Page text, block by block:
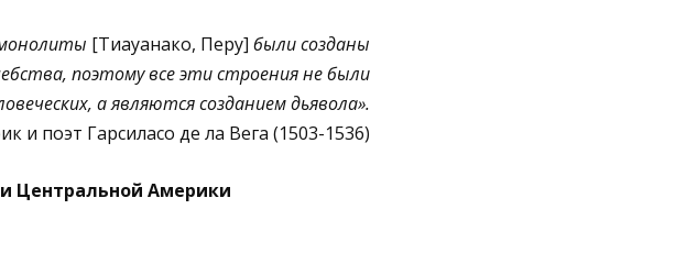
[Тиауанако, Перу] были созданы
поэтому все эти строения не были
а являются созданием дьявола».
и поэт Гарсиласо де ла Вега (1503-1536)
Центральной Америки